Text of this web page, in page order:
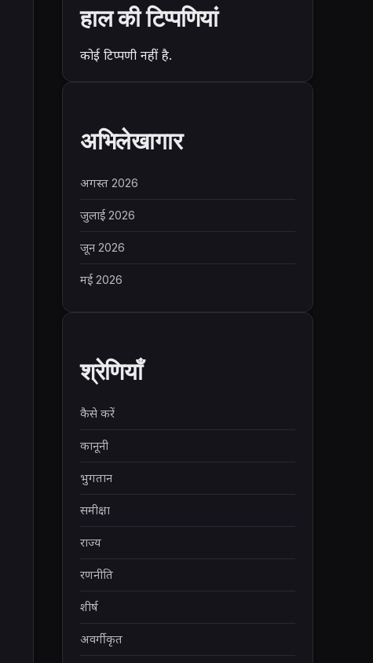
हाल की टिप्पणियां
कोई टिप्पणी नहीं है.
अभिलेखागार
अगस्त 2026
जुलाई 2026
जून 2026
मई 2026
श्रेणियाँ
कैसे करें
कानूनी
भुगतान
समीक्षा
राज्य
रणनीति
शीर्ष
अवर्गीकृत